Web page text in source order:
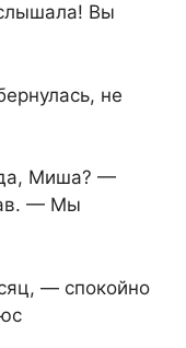
Вы
не
Миша? —
— Мы
— спокойно